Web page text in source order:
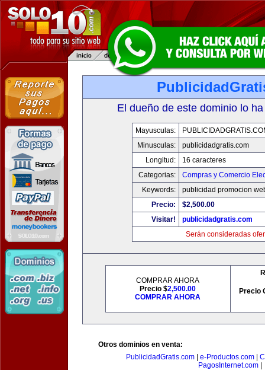
El dueño de este dominio lo
Mayusculas:
Minusculas:
publicidadgratis.com
Longitud:
16 caracteres
Categorias:
Compras y Comercio
Keywords:
publicidad promocion
Precio:
$2,500.00
Visitar!
publicidadgratis.com
Serán consideradas
COMPRAR AHORA
Precio $2,500.00
COMPRAR AHORA
Precio
Otros dominios en venta:
PublicidadGratis.com
e-Productos.com
PagosInternet.com